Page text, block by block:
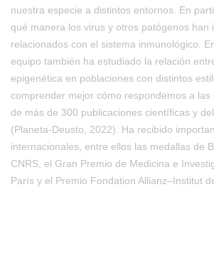
nuestra especie a distintos entornos. En
qué manera los virus y otros patógenos han
relacionados con el sistema inmunológico.
equipo también ha estudiado la relación
epigenética en poblaciones con distintos
comprender mejor cómo respondemos a las
de más de 300 publicaciones científicas y
(Planeta-Deusto, 2022). Ha recibido
internacionales, entre ellos las medallas de
CNRS, el Gran Premio de Medicina e
París y el Premio Fondation Allianz–Institut